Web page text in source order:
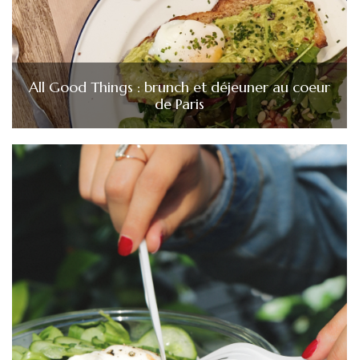
All Good Things : brunch et déjeuner au coeur
de Paris